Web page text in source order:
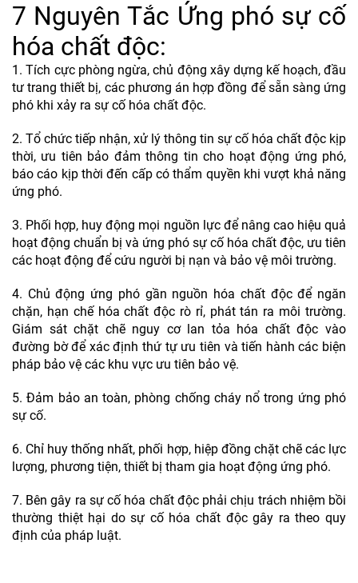
7 Nguyên Tắc Ứng phó sự cố
hóa chất độc:
1. Tích cực phòng ngừa, chủ động xây dựng kế hoạch, đầu
tư trang thiết bị, các phương án hợp đồng để sẵn sàng ứng
phó khi xảy ra sự cố hóa chất độc.
2. Tổ chức tiếp nhận, xử lý thông tin sự cố hóa chất độc kịp
thời, ưu tiên bảo đảm thông tin cho hoạt động ứng phó,
báo cáo kịp thời đến cấp có thẩm quyền khi vượt khả năng
ứng phó.
3. Phối hợp, huy động mọi nguồn lực để nâng cao hiệu quả
hoạt động chuẩn bị và ứng phó sự cố hóa chất độc, ưu tiên
các hoạt động để cứu người bị nạn và bảo vệ môi trường.
4. Chủ động ứng phó gần nguồn hóa chất độc để ngăn
chặn, hạn chế hóa chất độc rò rỉ, phát tán ra môi trường.
Giám sát chặt chẽ nguy cơ lan tỏa hóa chất độc vào
đường bờ để xác định thứ tự ưu tiên và tiến hành các biện
pháp bảo vệ các khu vực ưu tiên bảo vệ.
5. Đảm bảo an toàn, phòng chống cháy nổ trong ứng phó
sự cố.
6. Chỉ huy thống nhất, phối hợp, hiệp đồng chặt chẽ các lực
lượng, phương tiện, thiết bị tham gia hoạt động ứng phó.
7. Bên gây ra sự cố hóa chất độc phải chịu trách nhiệm bồi
thường thiệt hại do sự cố hóa chất độc gây ra theo quy
định của pháp luật.